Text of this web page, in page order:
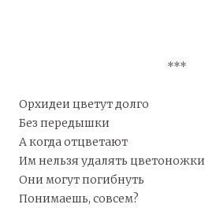
***
Орхидеи цветут долго
Без передышки
А когда отцветают
Им нельзя удалять цветоножки
Они могут погибнуть
Понимаешь, совсем?